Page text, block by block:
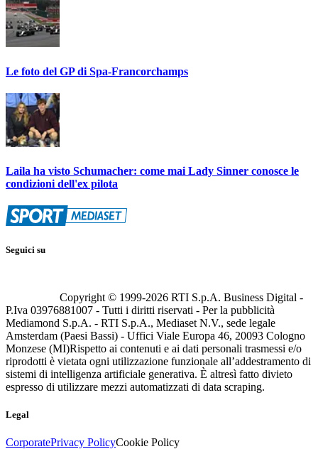
Le foto del GP di Spa-Francorchamps
Laila ha visto Schumacher: come mai Lady Sinner conosce le
condizioni dell'ex pilota
Seguici su
Copyright © 1999-2026 RTI S.p.A. Business Digital -
P.Iva 03976881007 - Tutti i diritti riservati - Per la pubblicità
Mediamond S.p.A. - RTI S.p.A., Mediaset N.V., sede legale
Amsterdam (Paesi Bassi) - Uffici Viale Europa 46, 20093 Cologno
Monzese (MI)Rispetto ai contenuti e ai dati personali trasmessi e/o
riprodotti è vietata ogni utilizzazione funzionale all’addestramento di
sistemi di intelligenza artificiale generativa. È altresì fatto divieto
espresso di utilizzare mezzi automatizzati di data scraping.
Legal
CorporatePrivacy PolicyCookie Policy